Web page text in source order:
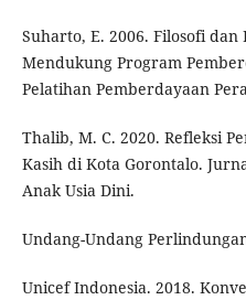
Suharto, E. 2006. Filosofi
Mendukung Program
Pelatihan Pemberdayaan
Thalib, M. C. 2020. Refleksi
Kasih di Kota Gorontalo.
Anak Usia Dini.
Undang-Undang
Unicef Indonesia. 2018.